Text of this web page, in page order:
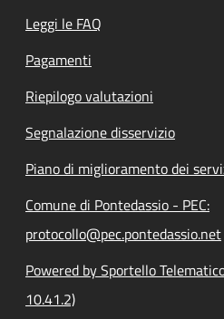
Leggi le FAQ
Pagamenti
Riepilogo valutazioni
Segnalazione disservizio
Piano di miglioramento dei
Comune di Pontedassio - PEC:
protocollo@pec.pontedassio.net
Powered by Sportello
10.41.2)